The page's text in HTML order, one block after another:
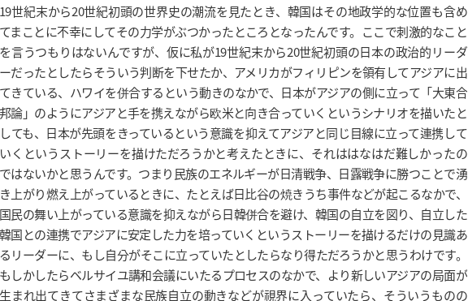
19世紀末から20世紀初頭の世界史の潮流を見たとき、韓国はその地政学的な位置も含め
てまことに不幸にしてその力学がぶつかったところとなったんです。ここで刺激的なこと
を言うつもりはないんですが、仮に私が19世紀末から20世紀初頭の日本の政治的リーダ
ーだったとしたらそういう判断を下せたか、アメリカがフィリピンを領有してアジアに出
てきている、ハワイを併合するという動きのなかで、日本がアジアの側に立って「大東合
邦論」のようにアジアと手を携えながら欧米と向き合っていくというシナリオを描いたと
しても、日本が先頭をきっているという意識を抑えてアジアと同じ目線に立って連携して
いくというストーリーを描けただろうかと考えたときに、それははなはだ難しかったの
ではないかと思うんです。つまり民族のエネルギーが日清戦争、日露戦争に勝つことで湧
き上がり燃え上がっているときに、たとえば日比谷の焼きうち事件などが起こるなかで、
国民の舞い上がっている意識を抑えながら日韓併合を避け、韓国の自立を図り、自立した
韓国との連携でアジアに安定した力を培っていくというストーリーを描けるだけの見識あ
るリーダーに、もし自分がそこに立っていたとしたらなり得ただろうかと思うわけです。
もしかしたらベルサイユ講和会議にいたるプロセスのなかで、より新しいアジアの局面が
生まれ出てきてさまざまな民族自立の動きなどが視界に入っていたら、そういうものの